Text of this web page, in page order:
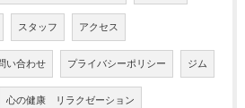
スタッフ アクセス
い合わせ プライバシーポリシー ジム
心の健康 リラクゼーション